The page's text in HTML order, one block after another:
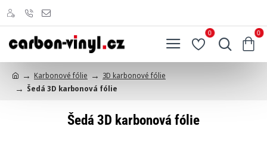
0 0
Karbonové fólie
3D karbonové fólie
Šedá 3D karbonová fólie
Šedá 3D karbonová fólie